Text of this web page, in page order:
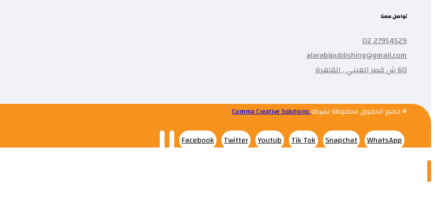
تواصل معنا
27954529 02
alarabipublishing@gmail.com
60 ش قصر العيني , القاهرة
© جميع الحقوق محفوظة لشركهComma Creative Solutions
Facebook Twitter Youtub Tik Tok Snapchat WhatsApp